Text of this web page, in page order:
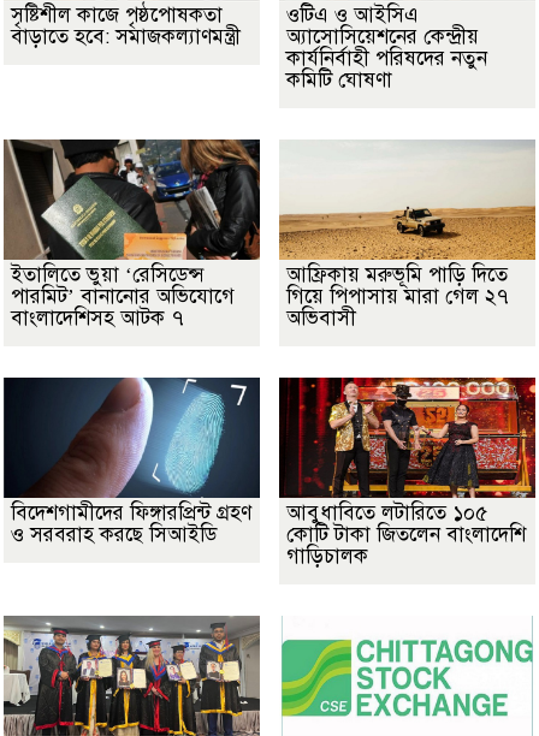
সৃষ্টিশীল কাজে পৃষ্ঠপোষকতা
বাড়াতে হবে: সমাজকল্যাণমন্ত্রী
ওটিএ ও আইসিএ
অ্যাসোসিয়েশনের কেন্দ্রীয়
কার্যনির্বাহী পরিষদের নতুন
কমিটি ঘোষণা
ইতালিতে ভুয়া ‘রেসিডেন্স
পারমিট’ বানানোর অভিযোগে
বাংলাদেশিসহ আটক ৭
আফ্রিকায় মরুভূমি পাড়ি দিতে
গিয়ে পিপাসায় মারা গেল ২৭
অভিবাসী
বিদেশগামীদের ফিঙ্গারপ্রিন্ট গ্রহণ
ও সরবরাহ করছে সিআইডি
আবুধাবিতে লটারিতে ১০৫
কোটি টাকা জিতলেন বাংলাদেশি
গাড়িচালক